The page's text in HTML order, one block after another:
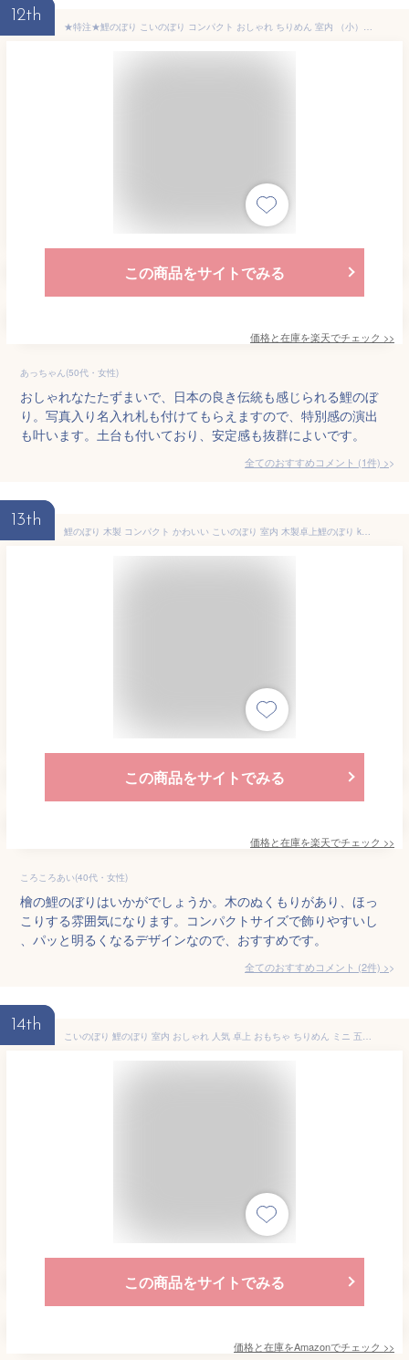
12th
★特注★鯉のぼり こいのぼり コンパクト おしゃれ ちりめん 室内 （小）スタンドそよ風鯉のぼり 龍虎堂（リュウコドウ） 名前旗よりフォト名前札（名前プレート）
この商品をサイトでみる
価格と在庫を楽天でチェック >>
あっちゃん(50代・女性)
おしゃれなたたずまいで、日本の良き伝統も感じられる鯉のぼ
り。写真入り名入れ札も付けてもらえますので、特別感の演出
も叶います。土台も付いており、安定感も抜群によいです。
全てのおすすめコメント (1件) >
13th
鯉のぼり 木製 コンパクト かわいい こいのぼり 室内 木製卓上鯉のぼり koikoi てんてん くうくう 奈良県吉野産ヒノキ無垢材 国産 置物 鯉のぼり おしゃれ 天祥
この商品をサイトでみる
価格と在庫を楽天でチェック >>
ころころあい(40代・女性)
檜の鯉のぼりはいかがでしょうか。木のぬくもりがあり、ほっ
こりする雰囲気になります。コンパクトサイズで飾りやすいし
、パッと明るくなるデザインなので、おすすめです。
全てのおすすめコメント (2件) >
14th
こいのぼり 鯉のぼり 室内 おしゃれ 人気 卓上 おもちゃ ちりめん ミニ 五月人形 端午の節句 飾り (鯉のぼり 60cm 桜 タペストリー)
この商品をサイトでみる
価格と在庫をAmazonでチェック >>